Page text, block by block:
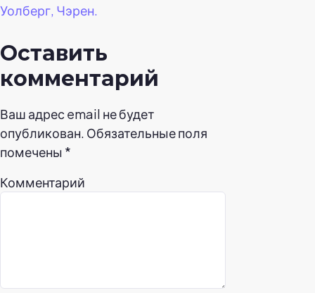
Уолберг, Чэрен.
Оставить
комментарий
Ваш адрес email не будет
опубликован. Обязательные поля
помечены *
Комментарий